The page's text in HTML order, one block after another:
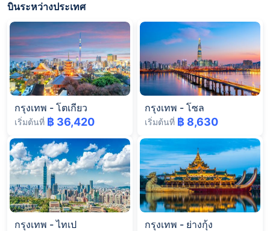
บินระหว่างประเทศ
กรุงเทพ - โตเกียว
เริ่มต้นที่ ฿ 36,420
กรุงเทพ - โซล
เริ่มต้นที่ ฿ 8,630
กรุงเทพ -ไทเป กรุงเทพ - ย่างกุ้ง